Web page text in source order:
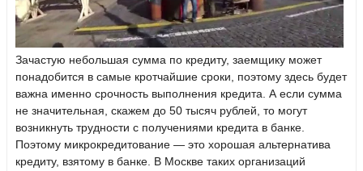
Зачастую небольшая сумма по кредиту, заемщику может
понадобится в самые кротчайшие сроки, поэтому здесь будет
важна именно срочность выполнения кредита. А если сумма
не значительная, скажем до 50 тысяч рублей, то могут
возникнуть трудности с получениями кредита в банке.
Поэтому микрокредитование — это хорошая альтернатива
кредиту, взятому в банке. В Москве таких организаций